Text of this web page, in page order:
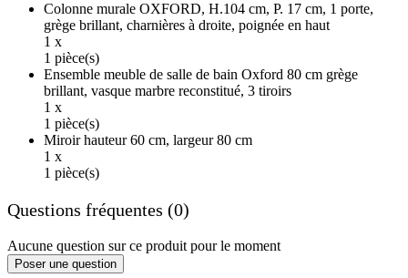
Colonne murale OXFORD, H.104 cm, P. 17 cm, 1 porte,
grège brillant, charnières à droite, poignée en haut
1 x
1 pièce(s)
Ensemble meuble de salle de bain Oxford 80 cm grège
brillant, vasque marbre reconstitué, 3 tiroirs
1 x
1 pièce(s)
Miroir hauteur 60 cm, largeur 80 cm
1 x
1 pièce(s)
Questions fréquentes (0)
Aucune question sur ce produit pour le moment
Poser une question